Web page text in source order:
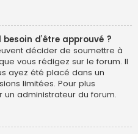
d’être approuvé ?
décider de soumettre à
vous rédigez sur le forum. Il
ayez été placé dans un
limitées. Pour plus
un administrateur du forum.